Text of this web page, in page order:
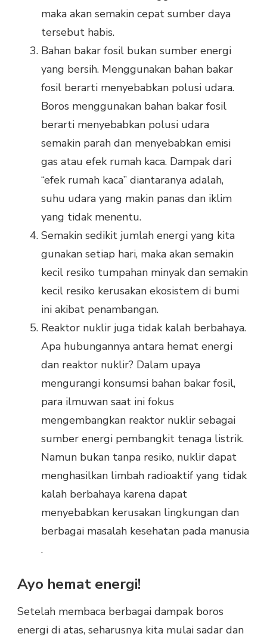
maka akan semakin cepat sumber daya
tersebut habis.
Bahan bakar fosil bukan sumber energi
yang bersih. Menggunakan bahan bakar
fosil berarti menyebabkan polusi udara.
Boros menggunakan bahan bakar fosil
berarti menyebabkan polusi udara
semakin parah dan menyebabkan emisi
gas atau efek rumah kaca. Dampak dari
“efek rumah kaca” diantaranya adalah,
suhu udara yang makin panas dan iklim
yang tidak menentu.
Semakin sedikit jumlah energi yang kita
gunakan setiap hari, maka akan semakin
kecil resiko tumpahan minyak dan semakin
kecil resiko kerusakan ekosistem di bumi
ini akibat penambangan.
Reaktor nuklir juga tidak kalah berbahaya.
Apa hubungannya antara hemat energi
dan reaktor nuklir? Dalam upaya
mengurangi konsumsi bahan bakar fosil,
para ilmuwan saat ini fokus
mengembangkan reaktor nuklir sebagai
sumber energi pembangkit tenaga listrik.
Namun bukan tanpa resiko, nuklir dapat
menghasilkan limbah radioaktif yang tidak
kalah berbahaya karena dapat
menyebabkan kerusakan lingkungan dan
berbagai masalah kesehatan pada manusia
.
Ayo hemat energi!
Setelah membaca berbagai dampak boros
energi di atas, seharusnya kita mulai sadar dan